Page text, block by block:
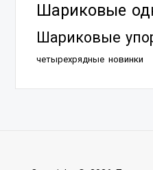
Шариковые
Шариковые
четырехрядные новинки